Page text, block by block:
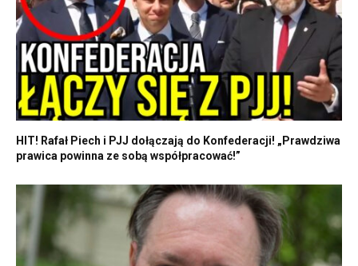
HIT! Rafał Piech i PJJ dołączają do Konfederacji! „Prawdziwa
prawica powinna ze sobą współpracować!”